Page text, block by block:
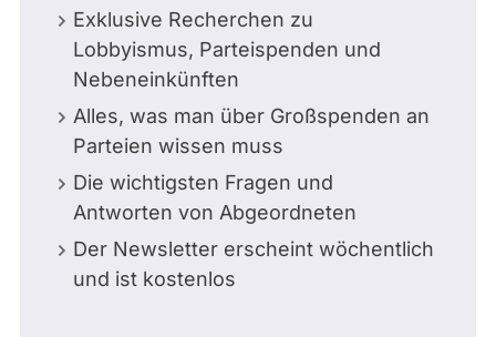
Exklusive Recherchen zu
Lobbyismus, Parteispenden und
Nebeneinkünften
Alles, was man über Großspenden an
Parteien wissen muss
Die wichtigsten Fragen und
Antworten von Abgeordneten
Der Newsletter erscheint wöchentlich
und ist kostenlos